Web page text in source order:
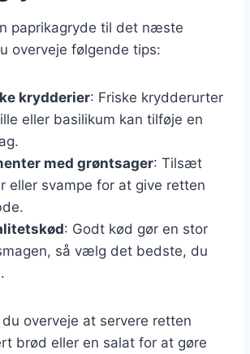
paprikagryde til det næste
overveje følgende tips:
krydderier: Friske krydderurter
eller basilikum kan tilføje en
med grøntsager: Tilsæt
eller svampe for at give retten
: Godt kød gør en stor
så vælg det bedste, du
overveje at servere retten
brød eller en salat for at gøre